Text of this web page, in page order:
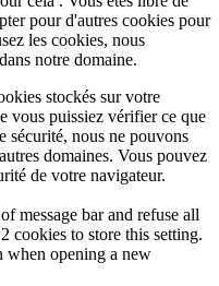
pour d'autres cookies pour
les cookies, nous
notre domaine.
stockés sur votre
vous puissiez vérifier ce que
sécurité, nous ne pouvons
domaines. Vous pouvez
de votre navigateur.
message bar and refuse all
cookies to store this setting.
when opening a new